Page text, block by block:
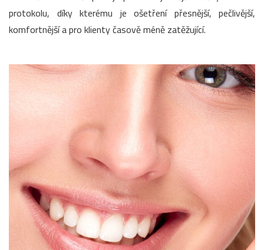
protokolu, díky kterému je ošetření přesnější, pečlivější,
komfortnější a pro klienty časově méně zatěžující.